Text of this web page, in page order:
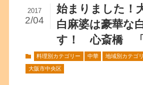
始まりました！
白麻婆は豪華な
す！ 心斎橋 「
2017
2/04
料理別カテゴリー 中華 地域別カテゴ
大阪市中央区